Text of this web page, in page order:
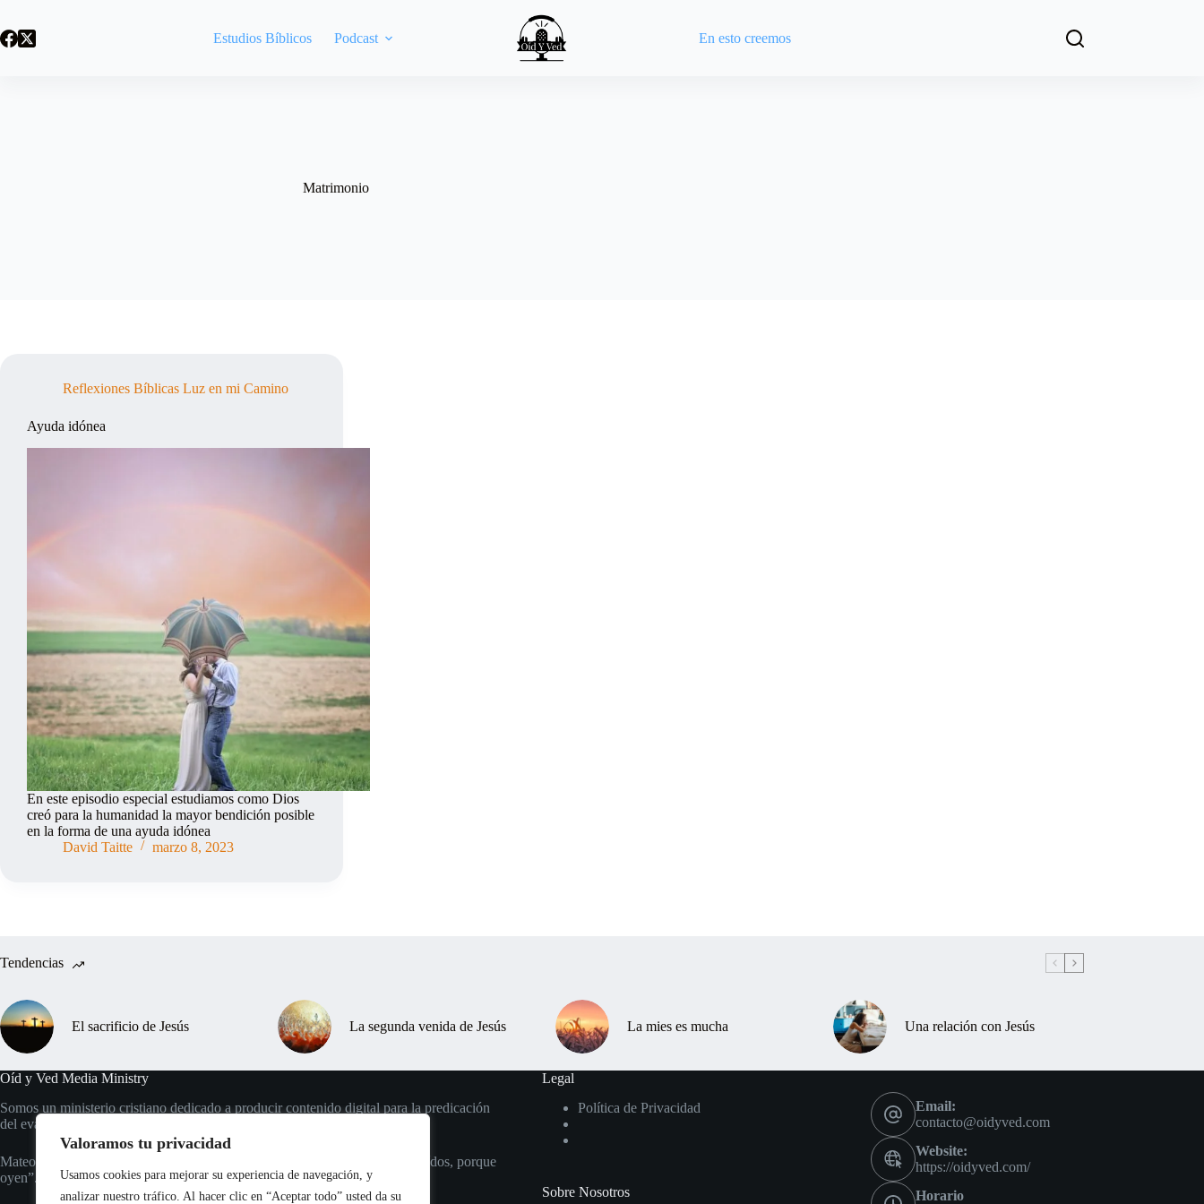
Valoramos tu privacidad
Usamos cookies para mejorar su experiencia de navegación, y
analizar nuestro tráfico. Al hacer clic en “Aceptar todo” usted da su
contenido
Estudios Bíblicos Podcast En esto creemos
Matrimonio
Reflexiones Bíblicas Luz en mi Camino
Ayuda idónea
En este episodio especial estudiamos como Dios
creó para la humanidad la mayor bendición posible
en la forma de una ayuda idónea
David Taitte
marzo 8, 2023
Tendencias
El sacrificio de Jesús La segunda venida de Jesús La mies es mucha Una relación con Jesús
Oíd y Ved Media Ministry
Somos un ministerio cristiano dedicado a producir contenido digital para la predicación
del evangelio eterno.
Mateo 13:16 “Pero bienaventurados vuestros ojos, porque ven; y vuestros oídos, porque
oyen”.
Legal
Política de Privacidad
Sobre Nosotros
Email:
contacto@oidyved.com
Website:
https://oidyved.com/
Horario